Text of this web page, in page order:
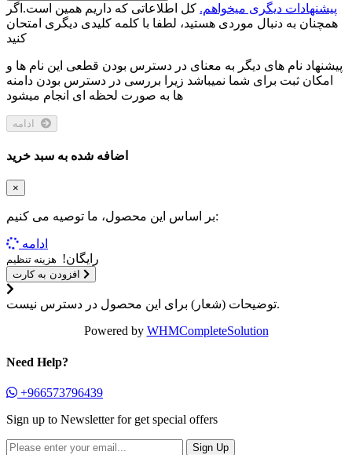
پیشنهادات دیگری میخواهم. کل اطلاعاتی که داریم همین است.اگر
همچنان به دنبال موردی هستید، لطفا با کلمه کلیدی دیگری امتحان
کنید
پیشنهاد نام های دیگر به معنای در دسترس بودن قطعی این نام ها و
امکان ثبت برای شما نمیباشد زیرا بررسی در دسترس بودن دامنه
ها به صورت لحظه ای انجام میشود
اضافه شده به سبد خرید
×
بر اساس این محصول، ما توصیه می کنیم:
ادامه
رایگان! هزینه تنظیم
افزودن به کارت
توضیحات (شعار) برای این محصول در دسترس نیست.
Powered by WHMCompleteSolution
Need Help?
+966573796439
Sign up to Newsletter for get special offers